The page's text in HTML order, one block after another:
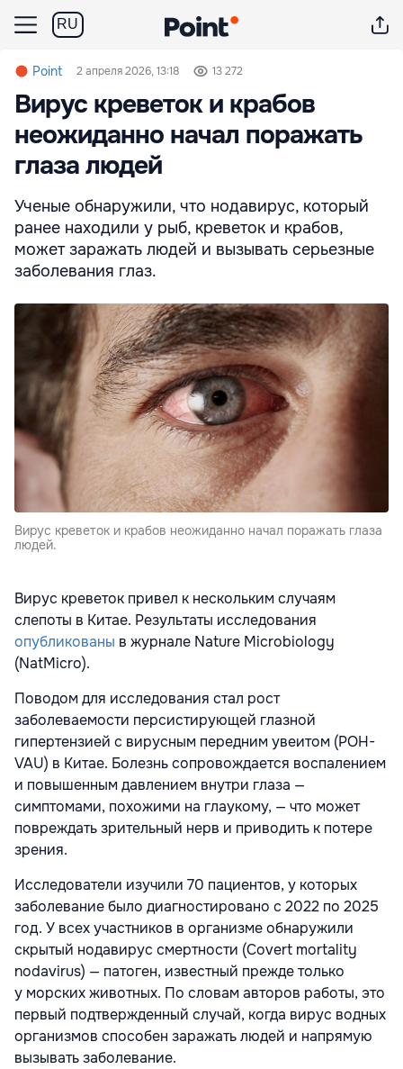
RU
Point 2 апреля 2026, 13:18 13 272
Вирус креветок и крабов
неожиданно начал поражать
глаза людей
Ученые обнаружили, что нодавирус, который
ранее находили у рыб, креветок и крабов,
может заражать людей и вызывать серьезные
заболевания глаз.
Вирус креветок и крабов неожиданно начал поражать глаза
людей.
Вирус креветок привел к нескольким случаям
слепоты в Китае. Результаты исследования
опубликованы в журнале Nature Microbiology
(NatMicro).
Поводом для исследования стал рост
заболеваемости персистирующей глазной
гипертензией с вирусным передним увеитом (POH-
VAU) в Китае. Болезнь сопровождается воспалением
и повышенным давлением внутри глаза —
симптомами, похожими на глаукому, — что может
повреждать зрительный нерв и приводить к потере
зрения.
Исследователи изучили 70 пациентов, у которых
заболевание было диагностировано с 2022 по 2025
год. У всех участников в организме обнаружили
скрытый нодавирус смертности (Covert mortality
nodavirus) — патоген, известный прежде только
у морских животных. По словам авторов работы, это
первый подтвержденный случай, когда вирус водных
организмов способен заражать людей и напрямую
вызывать заболевание.